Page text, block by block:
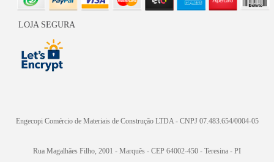
LOJA SEGURA
Engecopi Comércio de Materiais de Construção LTDA - CNPJ 07.483.654/0004-05
Rua Magalhães Filho, 2001 - Marquês - CEP 64002-450 - Teresina - PI